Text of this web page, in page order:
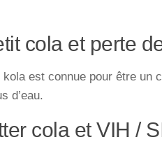
cola et perte
kola est connue pour être un
d’eau.
cola et VIH /